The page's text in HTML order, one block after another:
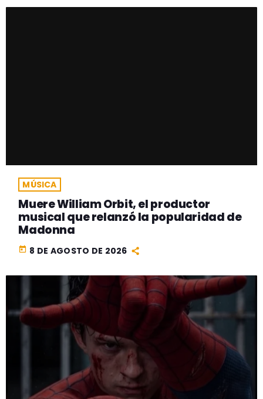
MÚSICA
Muere William Orbit, el productor
musical que relanzó la popularidad de
Madonna
today 8 DE AGOSTO DE 2026